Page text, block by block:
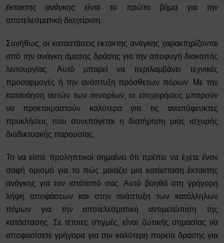
έκτακτης ανάγκης είναι το πρώτο βήμα για την
αποτελεσματική διαχείριση.
Συνήθως, οι καταστάσεις έκτακτης ανάγκης χαρακτηρίζονται
από την ανάγκη άμεσης δράσης για την αποφυγή διακοπής
λειτουργίας. Αυτό μπορεί να περιλαμβάνει τεχνικές
προσαρμογές ή την ανάπτυξη πρόσθετων πόρων. Με την
κατανόηση αυτών των σεναρίων, οι επιχειρήσεις μπορούν
να προετοιμαστούν καλύτερα για τις αναπόφευκτες
προκλήσεις που συνεπάγεται η διατήρηση μιας ισχυρής
διαδικτυακής παρουσίας.
Το να είστε προληπτικοί σημαίνει ότι πρέπει να έχετε έναν
σαφή ορισμό για το πώς μοιάζει μια κατάσταση έκτακτης
ανάγκης για τον ιστότοπό σας. Αυτό βοηθά στη γρήγορη
λήψη αποφάσεων και στην ανάπτυξη των κατάλληλων
πόρων για την αποτελεσματική αντιμετώπιση της
κατάστασης. Σε τέτοιες στιγμές, είναι ζωτικής σημασίας να
αποφασίσετε γρήγορα για την καλύτερη πορεία δράσης για